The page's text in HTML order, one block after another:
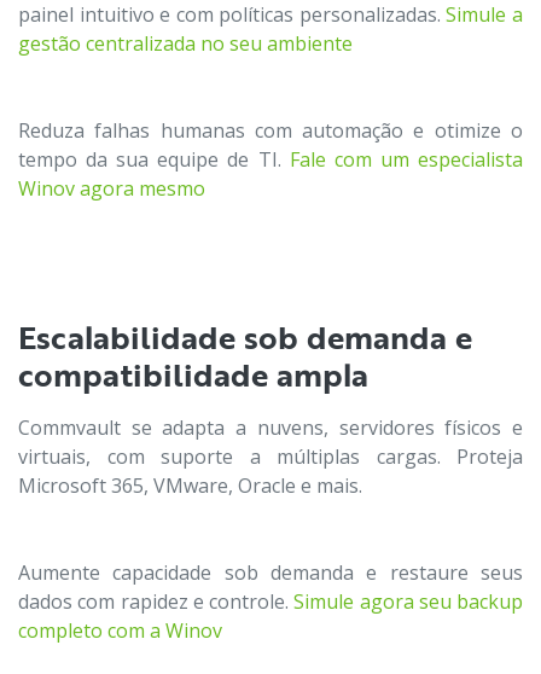
painel intuitivo e com políticas personalizadas.Simule a
gestão centralizada no seu ambiente
Reduza falhas humanas com automação e otimize o
tempo da sua equipe de TI. Fale com um especialista
Winov agora mesmo
Escalabilidade sob demanda e
compatibilidade ampla
Commvault se adapta a nuvens, servidores físicos e
virtuais, com suporte a múltiplas cargas. Proteja
Microsoft 365, VMware, Oracle e mais.
Aumente capacidade sob demanda e restaure seus
dados com rapidez e controle.Simule agora seu backup
completo com a Winov